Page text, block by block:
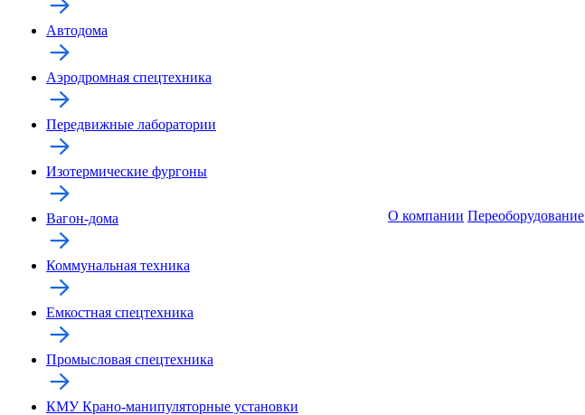
Автодома
Аэродромная спецтехника
Передвижные лаборатории
Изотермические фургоны
Вагон-дома
Коммунальная техника
Емкостная спецтехника
Промысловая спецтехника
КМУ Крано-манипуляторные установки
О компании Переоборудование